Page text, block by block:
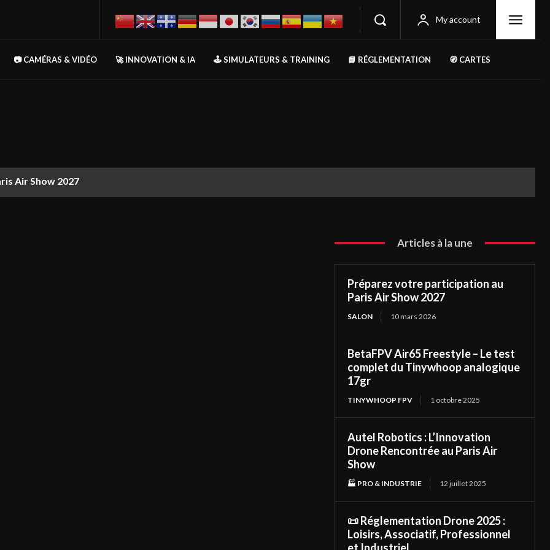
My account
📷 CAMÉRAS & VIDÉO 🚀 INNOVATION & IA 🕹️ SIMULATEURS & TRAINING 📘 RÉGLEMENTATION 🧭 CARTES
Air Show 2027
Articles à la une
Préparez votre participation au
Paris Air Show 2027
SALON 10 mars 2026
BetaFPV Air65 Freestyle – Le test
complet du Tinywhoop analogique
17gr
TINYWHOOP FPV 1 octobre 2025
Autel Robotics : L’Innovation
Drone Rencontrée au Paris Air
Show
🏭 PRO & INDUSTRIE 12 juillet 2025
📜 Réglementation Drone 2025 :
Loisirs, Associatif, Professionnel